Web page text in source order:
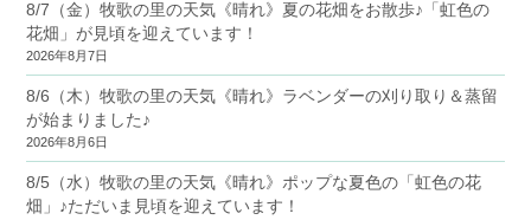
8/7（金）牧歌の里の天気《晴れ》夏の花畑をお散歩♪「虹色の
花畑」が見頃を迎えています！
2026年8月7日
8/6（木）牧歌の里の天気《晴れ》ラベンダーの刈り取り＆蒸留
が始まりました♪
2026年8月6日
8/5（水）牧歌の里の天気《晴れ》ポップな夏色の「虹色の花
畑」♪ただいま見頃を迎えています！